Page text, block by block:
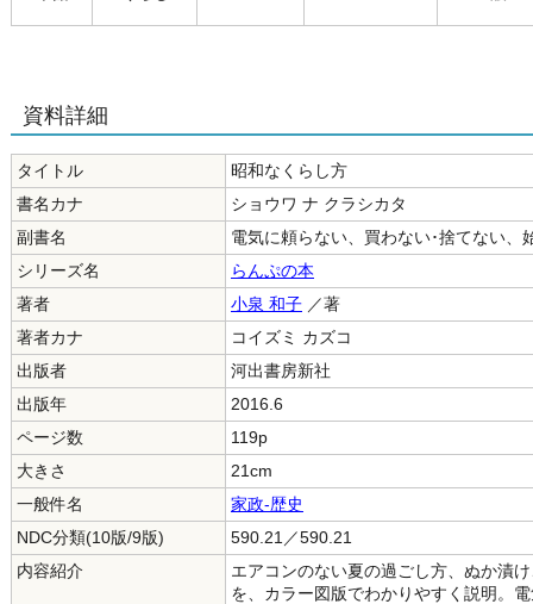
資料詳細
タイトル
昭和なくらし方
書名カナ
ショウワ ナ クラシカタ
副書名
電気に頼らない、買わない･捨てない、
シリーズ名
らんぷの本
著者
小泉 和子 ／著
著者カナ
コイズミ カズコ
出版者
河出書房新社
出版年
2016.6
ページ数
119p
大きさ
21cm
一般件名
家政-歴史
NDC分類(10版/9版)
590.21／590.21
内容紹介
エアコンのない夏の過ごし方、ぬか漬
を、カラー図版でわかりやすく説明。